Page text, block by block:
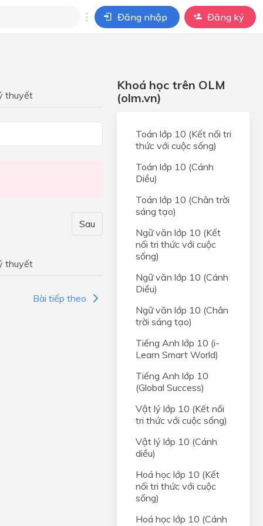
Đăng nhập Đăng ký
hai
hai
thuyết
Sau
thuyết
Bài tiếp theo
Khoá học trên OLM
(olm.vn)
Toán lớp 10 (Kết nối tri
thức với cuộc sống)
Toán lớp 10 (Cánh
Diều)
Toán lớp 10 (Chân trời
sáng tạo)
Ngữ văn lớp 10 (Kết
nối tri thức với cuộc
sống)
Ngữ văn lớp 10 (Cánh
Diều)
Ngữ văn lớp 10 (Chân
trời sáng tạo)
Tiếng Anh lớp 10 (i-
Learn Smart World)
Tiếng Anh lớp 10
(Global Success)
Vật lý lớp 10 (Kết nối
tri thức với cuộc sống)
Vật lý lớp 10 (Cánh
diều)
Hoá học lớp 10 (Kết
nối tri thức với cuộc
sống)
Hoá học lớp 10 (Cánh